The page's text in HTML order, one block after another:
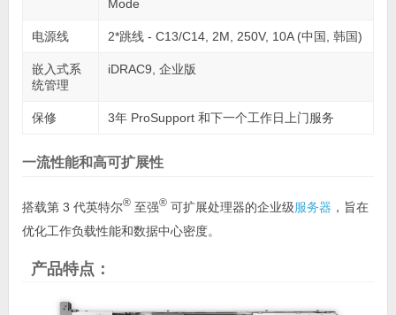
Mode
电源线 2*跳线 - C13/C14, 2M, 250V, 10A (中国, 韩国)
嵌入式系
统管理
iDRAC9, 企业版
保修 3年 ProSupport 和下一个工作日上门服务
一流性能和高可扩展性
搭载第 3 代英特尔®至强®可扩展处理器的企业级服务器 ，旨在
优化工作负载性能和数据中心密度。
产品特点：